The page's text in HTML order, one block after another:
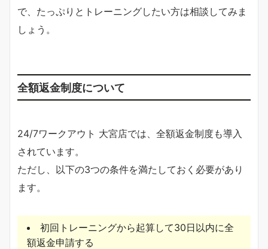
で、たっぷりとトレーニングしたい方は相談してみま
しょう。
全額返金制度について
24/7ワークアウト 大宮店では、全額返金制度も導入
されています。
ただし、以下の3つの条件を満たしておく必要があり
ます。
初回トレーニングから起算して30日以内に全
額返金申請する